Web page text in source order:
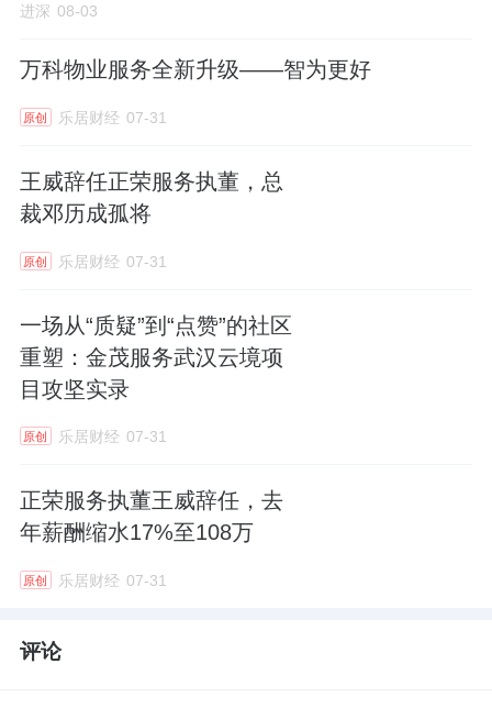
不平凡的“永升工匠”。
进深 08-03
万科物业服务全新升级——智为更好
原创 乐居财经 07-31
王威辞任正荣服务执董，总
裁邓历成孤将
原创 乐居财经 07-31
一场从“质疑”到“点赞”的社区
重塑：金茂服务武汉云境项
目攻坚实录
原创 乐居财经 07-31
正荣服务执董王威辞任，去
年薪酬缩水17%至108万
原创 乐居财经 07-31
评论